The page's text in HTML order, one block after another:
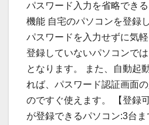
パスワード入力を省略でき
機能 自宅のパソコンを登録
パスワードを入力せずに気
登録していないパソコンで
となります。 また、自動起
れば、パスワード認証画面
のですぐ使えます。 【登録
が登録できるパソコン:3台